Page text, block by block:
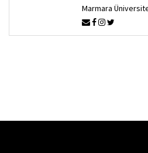
Marmara